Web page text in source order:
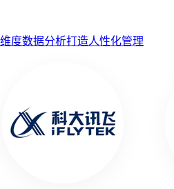
度数据分析打造人性化管理